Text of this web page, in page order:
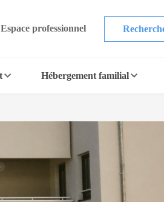
Espace professionnel
Hébergement familial